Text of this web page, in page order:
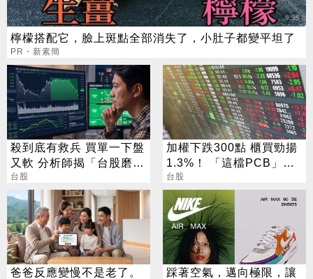
檸檬搭配它，臉上斑點全部消失了，小肚子都變平坦了
PR・新素簡
殺到底有救兵 買單一下盤
又軟 分析師揭「台股磨
人」背後真相
台股
加權下跌300點 櫃買勁揚
1.3%！ 「這檔PCB」連3
天漲停
台股
爸爸反應變慢不是老了。
踩著空氣，邁向極限，讓